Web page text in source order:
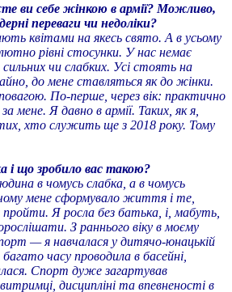
ви себе жінкою в армії? Можливо,
переваги чи недоліки?
квітами на якесь свято. А в усьому
рівні стосунки. У нас немає
чи слабких. Усі стоять на
до мене ставляться як до жінки.
повагою. По-перше, через вік: практично
мене. Я давно в армії. Таких, як я,
хто служить ще з 2018 року. Тому
і що зробило вас такою?
в чомусь слабка, а в чомусь
мене сформувало життя і те,
пройти. Я росла без батька, і, мабуть,
З раннього віку в моєму
— я навчалася у дитячо-юнацькій
часу проводила в басейні,
Спорт дуже загартував
дисципліні та впевненості в